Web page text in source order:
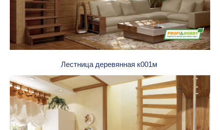
Лестница деревянная к001м